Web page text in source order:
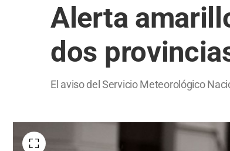
Alerta
dos
El aviso del Servicio Meteorológico